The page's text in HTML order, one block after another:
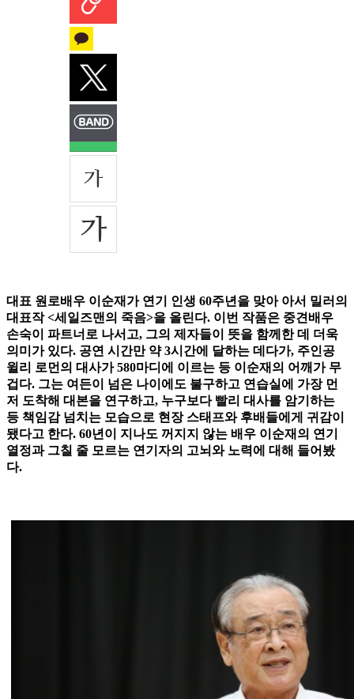
대표 원로배우 이순재가 연기 인생 60주년을 맞아 아서 밀러의
대표작 <세일즈맨의 죽음>을 올린다. 이번 작품은 중견배우
손숙이 파트너로 나서고, 그의 제자들이 뜻을 함께한 데 더욱
의미가 있다. 공연 시간만 약 3시간에 달하는 데다가, 주인공
윌리 로먼의 대사가 580마디에 이르는 등 이순재의 어깨가 무
겁다. 그는 여든이 넘은 나이에도 불구하고 연습실에 가장 먼
저 도착해 대본을 연구하고, 누구보다 빨리 대사를 암기하는
등 책임감 넘치는 모습으로 현장 스태프와 후배들에게 귀감이
됐다고 한다. 60년이 지나도 꺼지지 않는 배우 이순재의 연기
열정과 그칠 줄 모르는 연기자의 고뇌와 노력에 대해 들어봤
다.